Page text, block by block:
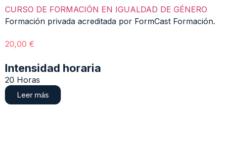
CURSO DE FORMACIÓN EN IGUALDAD DE GÉNERO
Formación privada acreditada por FormCast Formación.
20,00 €
Intensidad horaria
20 Horas
Leer más